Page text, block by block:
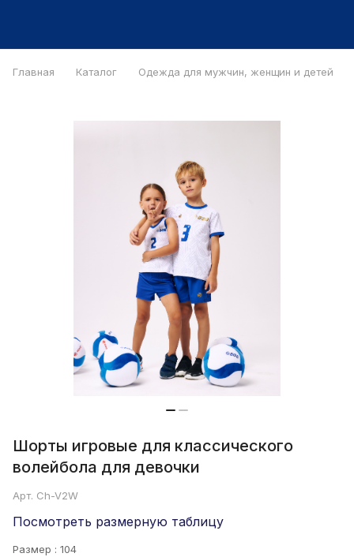
Главная Каталог Одежда для мужчин, женщин и детей
Шорты игровые для классического
волейбола для девочки
Арт. Ch-V2W
Посмотреть размерную таблицу
Размер : 104